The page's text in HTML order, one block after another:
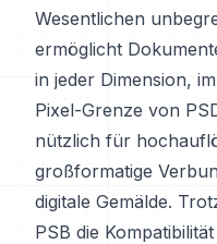
Wesentlichen
ermöglicht
in jeder Dimension,
Pixel-Grenze von
nützlich für
großformatige
digitale Gemälde.
PSB die